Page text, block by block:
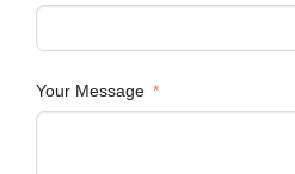
Your Message